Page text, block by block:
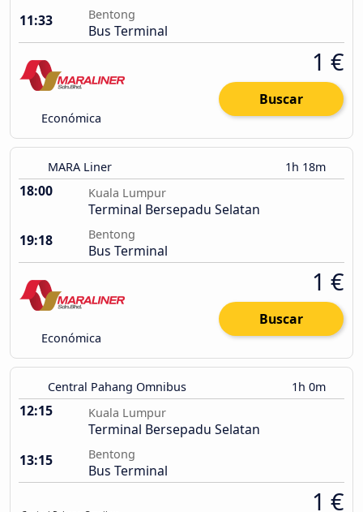
11:33
Bentong
Bus Terminal
Económica
1 €
Buscar
MARA Liner 1h 18m
18:00 Kuala Lumpur
Terminal Bersepadu Selatan
19:18
Bentong
Bus Terminal
Económica
1 €
Buscar
Central Pahang Omnibus 1h 0m
12:15 Kuala Lumpur
Terminal Bersepadu Selatan
13:15
Bentong
Bus Terminal
1 €